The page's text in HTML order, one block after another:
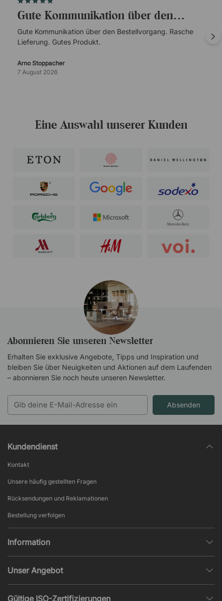
Gute Kommunikation über den…
Gute Kommunikation über den Bestellvorgang. Rasche
Lieferung. Gutes Produkt.
Arno Stoppacher
7 August 2026
Eine Auswahl unserer Kunden
Abonnieren Sie unseren Newsletter
Erhalten Sie exklusive Angebote, Tipps und Inspiration und
bleiben Sie über Neuigkeiten und Aktionen auf dem Laufenden
– abonnieren Sie noch heute unseren Newsletter.
Absenden
Kundendienst
Kontakt
Unsere häufig gestellten Fragen
Rücksendungen und Reklamationen
Bestellung verfolgen
Information
AGB und Widerruf
Beliebte Seiten
Unser Angebot
Gültige ISO-Zertifizierungen